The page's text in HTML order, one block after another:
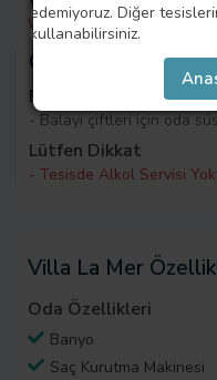
Villa La Mer çocuk
Otel Koşulları
Balayı Çiftlerine Özel
- Balayi çiftleri için oda
Lütfen Dikkat
- Tesisde Alkol Servisi
Villa La Mer
Oda Özellikleri
Banyo
Saç Kurutma Makinesi
edemiyoruz. Diğer
kullanabilirsiniz.